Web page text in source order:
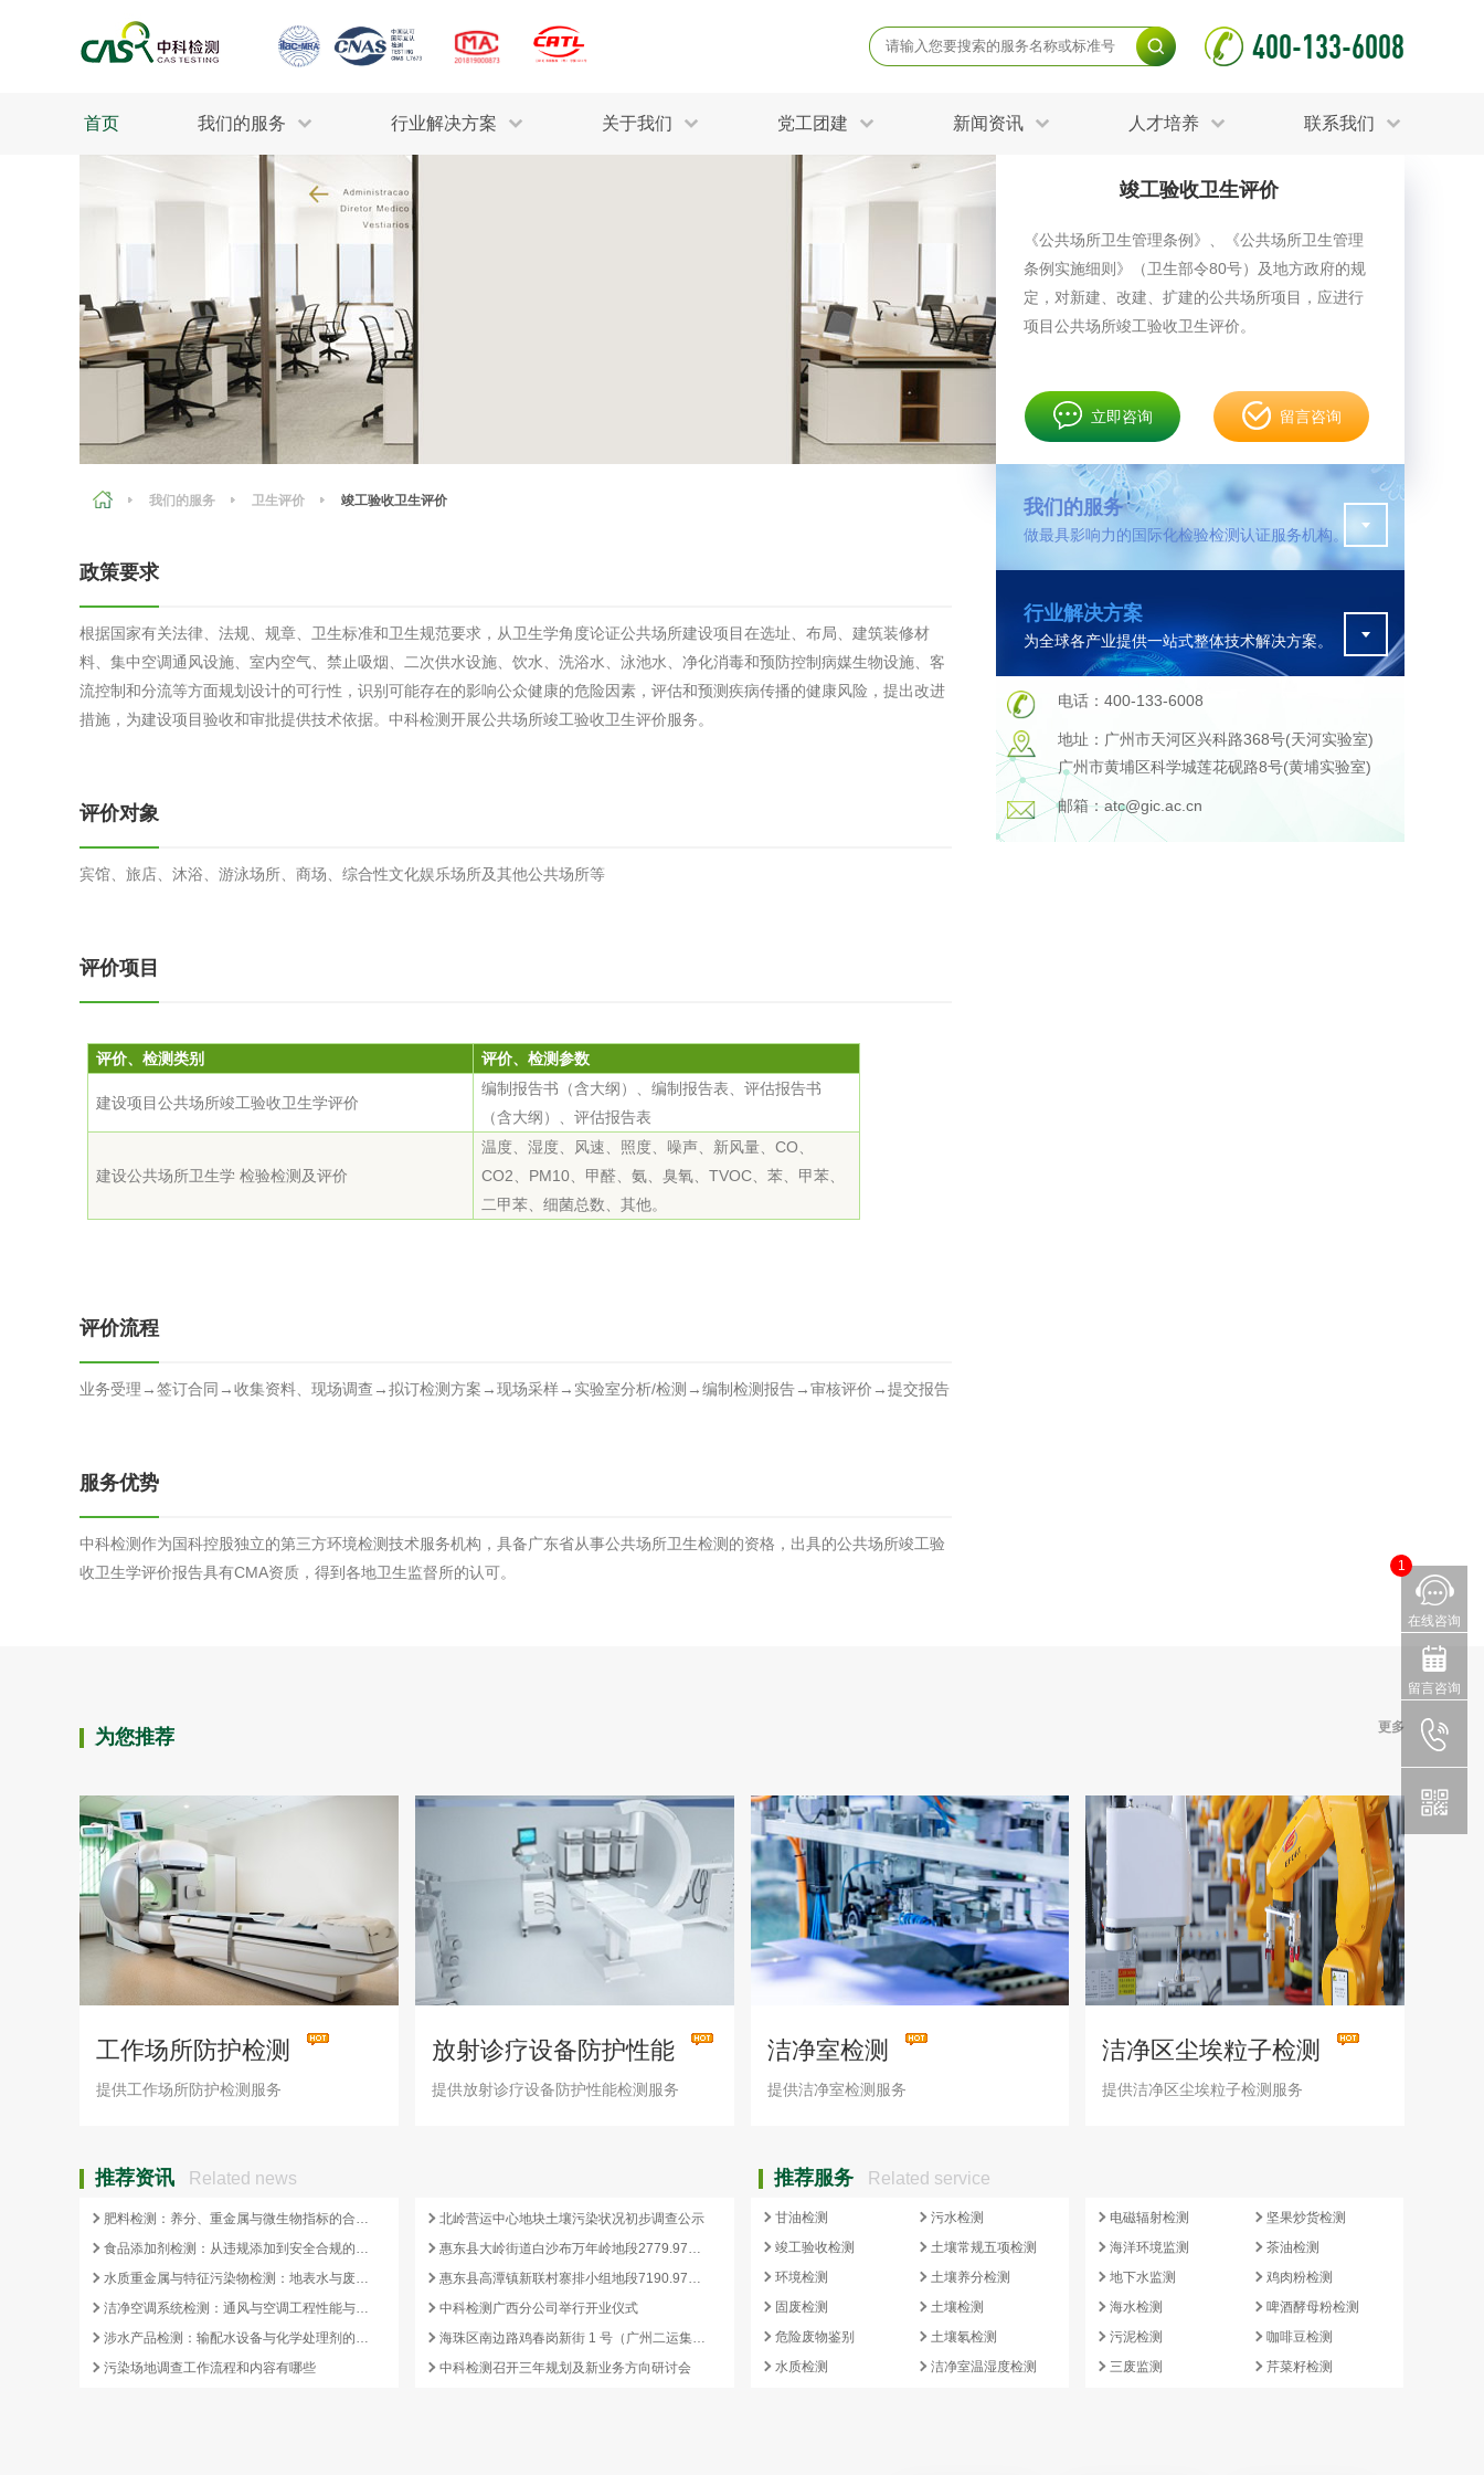
400-133-6008
首页 我们的服务 行业解决方案 关于我们 党工团建 新闻资讯 人才培养 联系我们
美妆消毒
石油化工
轻工产品
制药医疗
电子电气
农副产品
专项服务
新能源
综合检测
土壤养分检测
电磁辐射检测 更多
评估调查
测绘测量
在线咨询 在线咨询
土壤场地调查
生态环境检测
空气净化检测
病毒杀灭试验
防护产品检测
成分分析化验
有毒有害检测
运动场地检测
涉水产品检测
食品接触材料检测
可靠性测试
化妆品检测
水资源检测
毒理检测
光伏检测
竣工验收卫生评价
《公共场所卫生管理条例》、《公共场所卫生管理
条例实施细则》（卫生部令80号）及地方政府的规
定，对新建、改建、扩建的公共场所项目，应进行
项目公共场所竣工验收卫生评价。
立即咨询 留言咨询
我们的服务 卫生评价 竣工验收卫生评价
政策要求
根据国家有关法律、法规、规章、卫生标准和卫生规范要求，从卫生学角度论证公共场所建设项目在选址、布局、建筑装修材
料、集中空调通风设施、室内空气、禁止吸烟、二次供水设施、饮水、洗浴水、泳池水、净化消毒和预防控制病媒生物设施、客
流控制和分流等方面规划设计的可行性，识别可能存在的影响公众健康的危险因素，评估和预测疾病传播的健康风险，提出改进
措施，为建设项目验收和审批提供技术依据。中科检测开展公共场所竣工验收卫生评价服务。
评价对象
宾馆、旅店、沐浴、游泳场所、商场、综合性文化娱乐场所及其他公共场所等
评价项目
评价、检测类别 评价、检测参数
建设项目公共场所竣工验收卫生学评价
编制报告书（含大纲）、编制报告表、评估报告书
（含大纲）、评估报告表
建设公共场所卫生学 检验检测及评价
温度、湿度、风速、照度、噪声、新风量、CO、
CO2、PM10、甲醛、氨、臭氧、TVOC、苯、甲苯、
二甲苯、细菌总数、其他。
评价流程
业务受理→签订合同→收集资料、现场调查→拟订检测方案→现场采样→实验室分析/检测→编制检测报告→审核评价→提交报告
服务优势
中科检测作为国科控股独立的第三方环境检测技术服务机构，具备广东省从事公共场所卫生检测的资格，出具的公共场所竣工验
收卫生学评价报告具有CMA资质，得到各地卫生监督所的认可。
我们的服务
做最具影响力的国际化检验检测认证服务机构。
行业解决方案
为全球各产业提供一站式整体技术解决方案。
电话：400-133-6008
地址：广州市天河区兴科路368号(天河实验室)
广州市黄埔区科学城莲花砚路8号(黄埔实验室)
邮箱：atc@gic.ac.cn
为您推荐 更多
工作场所防护检测
提供工作场所防护检测服务
放射诊疗设备防护性能
检测
提供放射诊疗设备防护性能检测服务
洁净室检测
提供洁净室检测服务
洁净区尘埃粒子检测
提供洁净区尘埃粒子检测服务
推荐资讯 Related news 推荐服务 Related service
肥料检测：养分、重金属与微生物指标的合规全表
食品添加剂检测：从违规添加到安全合规的判定关口
水质重金属与特征污染物检测：地表水与废水合规边界
洁净空调系统检测：通风与空调工程性能与卫生合规评价
涉水产品检测：输配水设备与化学处理剂的卫生安全合规
污染场地调查工作流程和内容有哪些
北岭营运中心地块土壤污染状况初步调查公示
惠东县大岭街道白沙布万年岭地段2779.97平方米国有建设用地土壤污染状况初步调查报告公示
惠东县高潭镇新联村寨排小组地段7190.97平方米国有建设用地土壤污染状况初步调查报告公示
中科检测广西分公司举行开业仪式
海珠区南边路鸡春岗新街 1 号（广州二运集团有限公司）地块土壤污染状况初步调查报告公示
中科检测召开三年规划及新业务方向研讨会
甘油检测
竣工验收检测
环境检测
固废检测
危险废物鉴别
水质检测
污水检测
土壤常规五项检测
土壤养分检测
土壤检测
土壤氡检测
洁净室温湿度检测
电磁辐射检测
海洋环境监测
地下水监测
海水检测
污泥检测
三废监测
坚果炒货检测
茶油检测
鸡肉粉检测
啤酒酵母粉检测
咖啡豆检测
芹菜籽检测
在线咨询
1
留言咨询